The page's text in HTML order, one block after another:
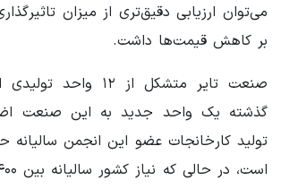
می‌توان ارزیابی دقیق‌تری از میزان
بر کاهش قیمت‌ها داشت.
صنعت تایر متشکل از
گذشته یک واحد جدید به این صنعت